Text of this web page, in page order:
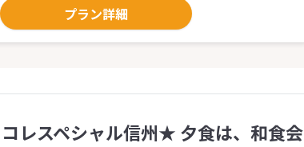
プラン詳細
レスペシャル信州★ 夕食は、和食会